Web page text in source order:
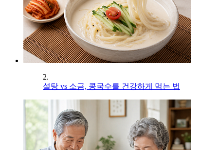
2.
설탕 vs 소금, 콩국수를 건강하게 먹는 법